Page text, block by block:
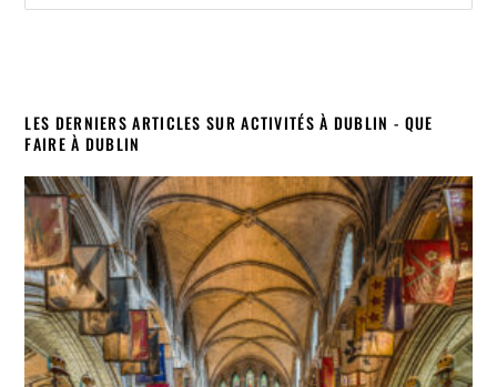
LES DERNIERS ARTICLES SUR ACTIVITÉS À DUBLIN - QUE
FAIRE À DUBLIN